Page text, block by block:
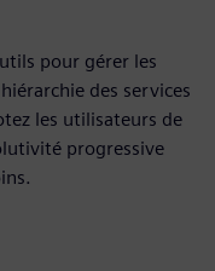
pour gérer les
des services
les utilisateurs de
progressive